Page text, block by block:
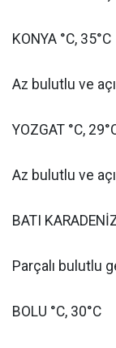
KONYA °C, 35°C
Az bulutlu ve
YOZGAT °C,
Az bulutlu ve
BATI
Parçalı bulutlu
BOLU °C, 30°C